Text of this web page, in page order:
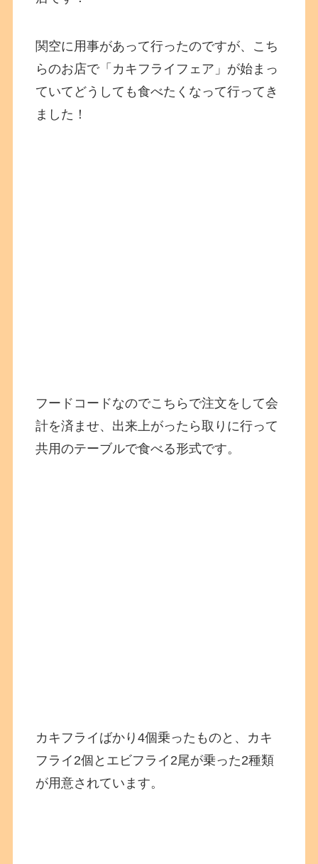
関空に用事があって行ったのですが、こち
らのお店で「カキフライフェア」が始まっ
ていてどうしても食べたくなって行ってき
ました！
フードコードなのでこちらで注文をして会
計を済ませ、出来上がったら取りに行って
共用のテーブルで食べる形式です。
カキフライばかり4個乗ったものと、カキ
フライ2個とエビフライ2尾が乗った2種類
が用意されています。